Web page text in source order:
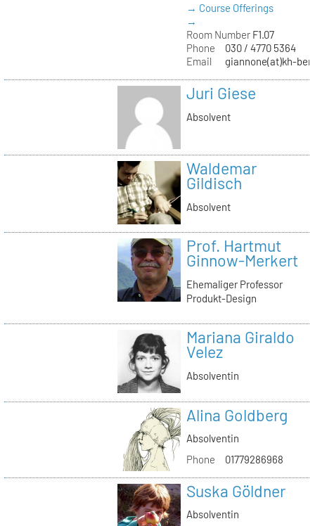
→ Course Offerings
→
Room NumberF1.07
Phone
030 / 4770 5364
Email
giannone(at)kh-
Juri Giese
Absolvent
Waldemar
Gildisch
Absolvent
Prof. Hartmut
Ginnow-Merkert
Ehemaliger Professor
Produkt-Design
Mariana Giraldo
Velez
Absolventin
Alina Goldberg
Absolventin
Phone
01779286968
Suska Göldner
Absolventin